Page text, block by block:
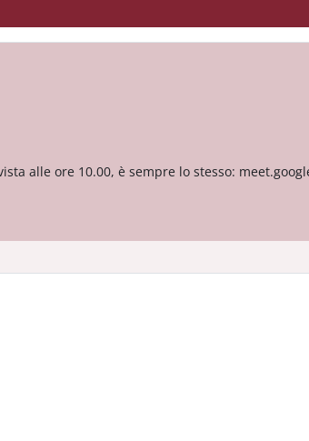
alle ore 10.00, è sempre lo stesso: